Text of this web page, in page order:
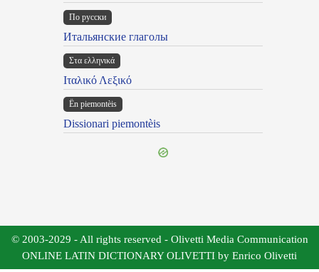
По русски
Итальянские глаголы
Στα ελληνικά
Ιταλικό Λεξικό
Ën piemontèis
Dissionari piemontèis
© 2003-2029 - All rights reserved - Olivetti Media Communication
ONLINE LATIN DICTIONARY OLIVETTI by Enrico Olivetti